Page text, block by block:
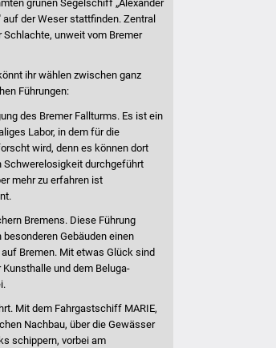
grünen Segelschiff „Alexander
auf der Weser stattfinden. Zentral
Schlachte, unweit vom Bremer
ihr wählen zwischen ganz
Führungen:
des Bremer Fallturms. Es ist ein
Labor, in dem für die
wird, denn es können dort
Schwerelosigkeit durchgeführt
mehr zu erfahren ist
Bremens. Diese Führung
Gebäuden einen
Bremen. Mit etwas Glück sind
Kunsthalle und dem Beluga-
Mit dem Fahrgastschiff MARIE,
Nachbau, über die Gewässer
schippern, vorbei am